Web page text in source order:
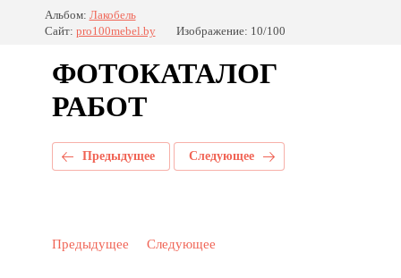
Альбом: Лакобель
Сайт: pro100mebel.by Изображение: 10/100
ФОТОКАТАЛОГ
РАБОТ
Предыдущее Следующее
Предыдущее Следующее